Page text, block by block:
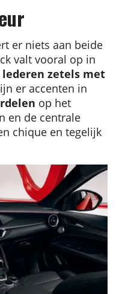
er niets aan beide
valt vooral op in
zetels met
er accenten in
op het
en de centrale
chique en tegelijk